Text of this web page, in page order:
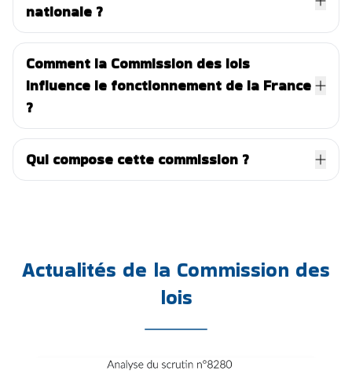
nationale ?
Comment la Commission des lois
influence le fonctionnement de la France
?
Qui compose cette commission ?
Actualités de la Commission des
lois